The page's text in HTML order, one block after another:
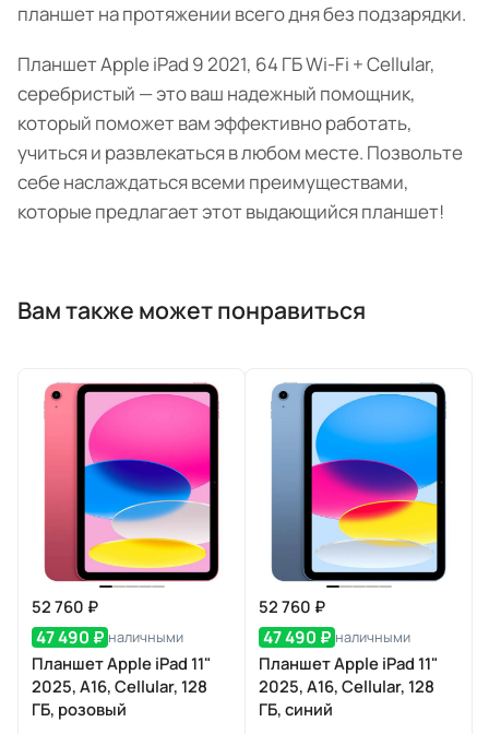
планшет на протяжении всего дня без подзарядки.
Планшет Apple iPad 9 2021, 64 ГБ Wi-Fi + Cellular,
серебристый — это ваш надежный помощник,
который поможет вам эффективно работать,
учиться и развлекаться в любом месте. Позвольте
себе наслаждаться всеми преимуществами,
которые предлагает этот выдающийся планшет!
Вам также может понравиться
52 760 ₽
47 490 ₽ наличными
Планшет Apple iPad 11"
2025, A16, Cellular, 128
ГБ, розовый
52 760 ₽
47 490 ₽ наличными
Планшет Apple iPad 11"
2025, A16, Cellular, 128
ГБ, синий